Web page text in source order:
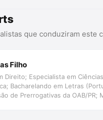
que conduziram este
Filho
Direito; Especialista em
Bacharelando em Letras
de Prerrogativas da OAB/